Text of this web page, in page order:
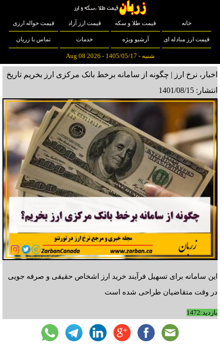
خانه قیمت طلا و سکه قیمت ارز آزاد قیمت حواله ارزی
قیمت ارز مبادله ای آرشیو ویژه خدمات تماس با زربان
شنبه - 1405/05/17 - Aug 08 2026
اخبار، نرخ ارز | چگونه از سامانه برخط بانک مرکزی ارز بخریم تاریخ
انتشار: 1401/08/15
این سامانه برای تسهیل فرآیند خرید ارز اشخاص حقیقی و صرفه جویی
در وقت متقاضیان طراحی شده است
بازدید:1472